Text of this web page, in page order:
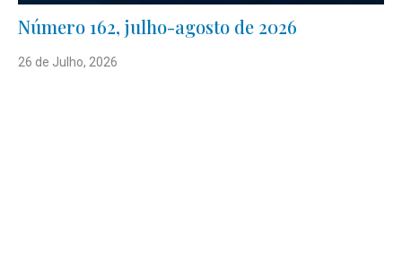
Número 162, julho-agosto de 2026
26 de Julho, 2026